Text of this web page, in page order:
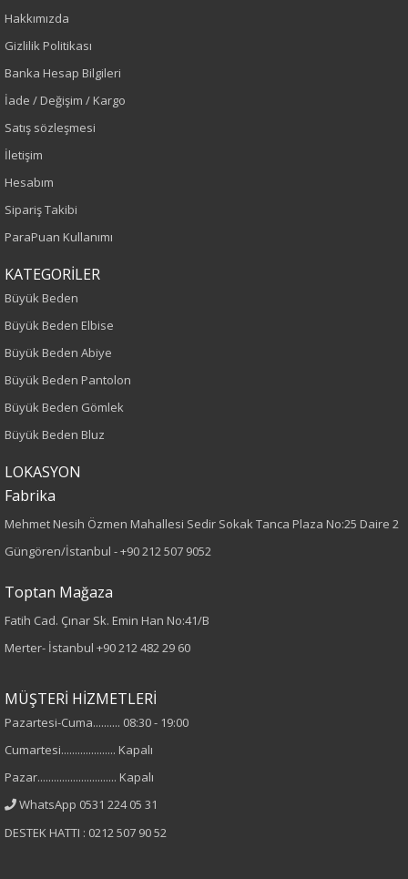
Renk
Sezon
Yaş Grubu
Kalıp
Desen
Kumaş
%98 Pamuk
%2 Elastan
Cinsiyet
Kadın
Hakkımızda
Gizlilik Politikası
Banka Hesap Bilgileri
İade / Değişim / Kargo
Satış sözleşmesi
İletişim
Hesabım
Sipariş Takibi
ParaPuan Kullanımı
KATEGORİLER
Büyük Beden
Büyük Beden Elbise
Büyük Beden Abiye
Büyük Beden Pantolon
Büyük Beden Gömlek
Büyük Beden Bluz
LOKASYON
Fabrika
Mehmet Nesih Özmen Mahallesi Sedir Sokak Tanca Plaza No:25 Daire 2
Güngören/İstanbul -+90 212 507 9052
Toptan Mağaza
Fatih Cad. Çınar Sk. Emin Han No:41/B
Merter- İstanbul +90 212 482 29 60
MÜŞTERİ HİZMETLERİ
Pazartesi-Cuma.......... 08:30 - 19:00
Cumartesi.................... Kapalı
Pazar............................. Kapalı
WhatsApp 0531 224 05 31
DESTEK HATTI : 0212 507 90 52